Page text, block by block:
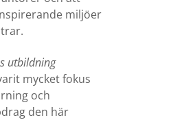
miljöer
utbildning
mycket fokus
och
den här